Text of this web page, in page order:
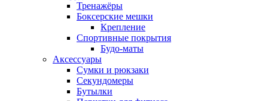
Тренажёры
Боксерские мешки
Крепление
Спортивные покрытия
Будо-маты
Аксессуары
Сумки и рюкзаки
Секундомеры
Бутылки